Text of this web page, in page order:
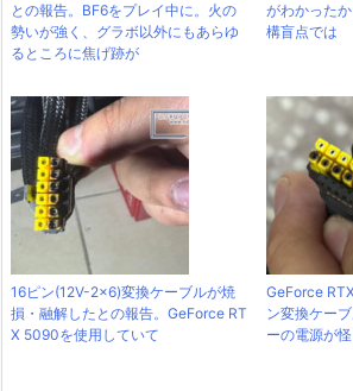
との報告。BF6をプレイ中に。火の
勢いが強く、グラボ以外にもあらゆ
るところに焦げ跡が
がわかった
構盲点では
16ピン(12V-2x6)変換ケーブルが焼
損・融解したとの報告。GeForce RT
X 5090を使用していて
GeForce
ン変換ケー
ーの電源が